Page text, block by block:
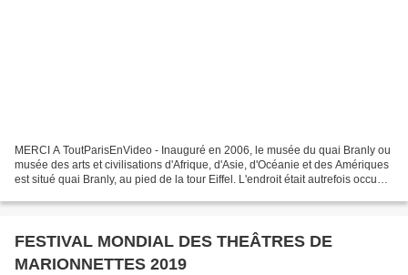
MERCI A ToutParisEnVideo - Inauguré en 2006, le musée du quai Branly ou
musée des arts et civilisations d'Afrique, d'Asie, d'Océanie et des Amériques
est situé quai Branly, au pied de la tour Eiffel. L'endroit était autrefois occupé
FESTIVAL MONDIAL DES THEÂTRES DE
MARIONNETTES 2019